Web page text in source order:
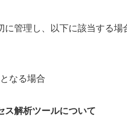
に管理し、以下に該当する
なる場合
ス解析ツールについて